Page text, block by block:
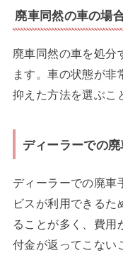
廃車同然の車の場
廃車同然の車を処分
ます。車の状態が
抑えた方法を選ぶこ
ディーラーでの廃
ディーラーでの廃車
ビスが利用できる
ることが多く、費用
付金が返ってこない